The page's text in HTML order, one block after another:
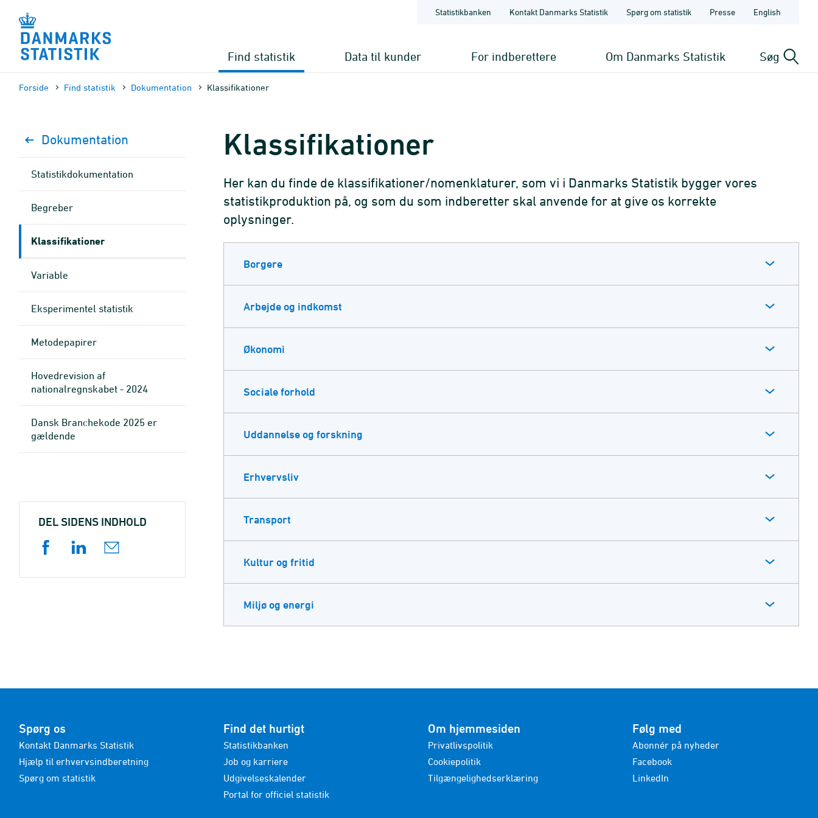
sidens
indhold
Statistikbanken Kontakt Danmarks Statistik Spørg om statistik Presse English
Find statistik Data til kunder For indberettere Om Danmarks Statistik Søg
Forside Find statistik Dokumen­tation Klassifikationer
Klassifikationer
Her kan du finde de klassifikationer/nomenklaturer, som vi i Danmarks Statistik bygger vores
statistikproduktion på, og som du som indberetter skal anvende for at give os korrekte
oplysninger.
Borgere
Arbejde og indkomst
Økonomi
Sociale forhold
Uddannelse og forskning
Erhvervsliv
Transport
Kultur og fritid
Miljø og energi
Dokumen­tation
Statistik­dokument­ation
Begreber
Klassifikationer
Variable
Eksperimentel statistik
Metode­papirer
Hovedrevision af
nationalregnskabet - 2024
Dansk Branchekode 2025 er
gældende
DEL SIDENS INDHOLD
Spørg os
Kontakt Danmarks Statistik
Hjælp til erhvervsindberetning
Spørg om statistik
Find det hurtigt
Statistikbanken
Job og karriere
Udgivelseskalender
Portal for officiel statistik
Om hjemmesiden
Privatlivspolitik
Cookiepolitik
Tilgængelighedserklæring
Følg med
Abonnér på nyheder
Facebook
LinkedIn